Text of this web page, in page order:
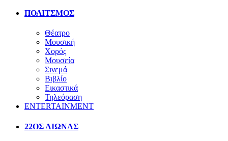
ΠΟΛΙΤΣΜΟΣ
Θέατρο
Μουσική
Χορός
Μουσεία
Σινεμά
Βιβλίο
Εικαστικά
Τηλεόραση
ENTERTAINMENT
22ΟΣ ΑΙΩΝΑΣ